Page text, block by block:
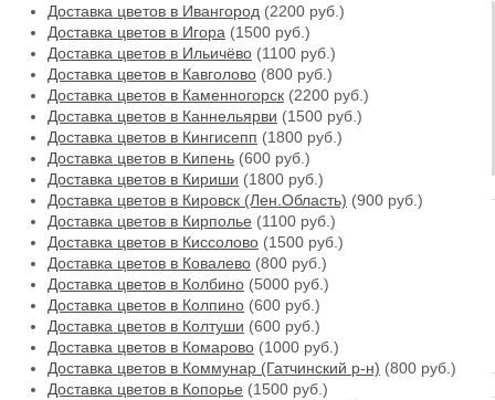
Доставка цветов в Ивангород (2200 руб.)
Доставка цветов в Игора (1500 руб.)
Доставка цветов в Ильичёво (1100 руб.)
Доставка цветов в Кавголово (800 руб.)
Доставка цветов в Каменногорск (2200 руб.)
Доставка цветов в Каннельярви (1500 руб.)
Доставка цветов в Кингисепп (1800 руб.)
Доставка цветов в Кипень (600 руб.)
Доставка цветов в Кириши (1800 руб.)
Доставка цветов в Кировск (Лен.Область) (900 руб.)
Доставка цветов в Кирполье (1100 руб.)
Доставка цветов в Киссолово (1500 руб.)
Доставка цветов в Ковалево (800 руб.)
Доставка цветов в Колбино (5000 руб.)
Доставка цветов в Колпино (600 руб.)
Доставка цветов в Колтуши (600 руб.)
Доставка цветов в Комарово (1000 руб.)
Доставка цветов в Коммунар (Гатчинский р-н) (800 руб.)
Доставка цветов в Копорье (1500 руб.)